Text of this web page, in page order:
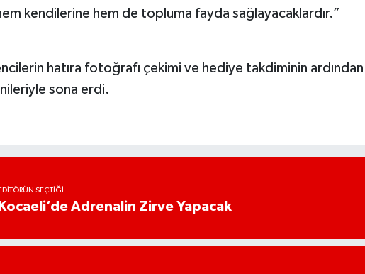
kendilerine hem de topluma fayda sağlayacaklardır.”
hatıra fotoğrafı çekimi ve hediye takdiminin ardından
sona erdi.
EDITÖRÜN SEÇTIĞI
Kocaeli’de Adrenalin Zirve Yapacak